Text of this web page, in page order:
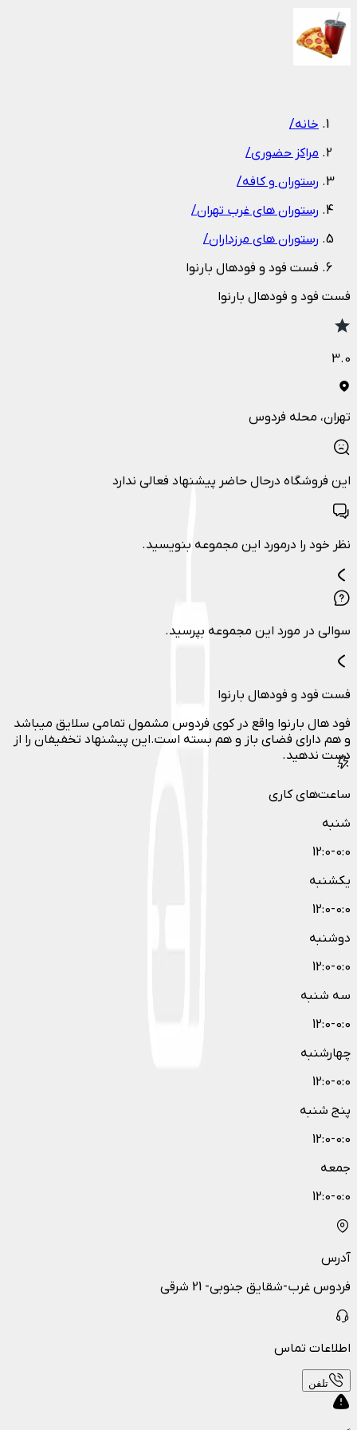
خانه/
مراکز حضوری/
رستوران و کافه/
رستوران های غرب تهران/
رستوران های مرزداران/
فست فود و فودهال بارنوا
فست فود و فودهال بارنوا
3.0
تهران، محله فردوس
این فروشگاه درحال حاضر پیشنهاد فعالی ندارد
نظر خود را درمورد این مجموعه بنویسید.
سوالی در مورد این مجموعه بپرسید.
فست فود و فودهال بارنوا
فود هال بارنوا واقع در کوی فردوس مشمول تمامی سلایق میباشد
و هم دارای فضای باز و هم بسته است.این پیشنهاد تخفیفان را از
دست ندهید.
ساعت‌های کاری
شنبه
12:0-0:0
یکشنبه
12:0-0:0
دوشنبه
12:0-0:0
سه شنبه
12:0-0:0
چهارشنبه
12:0-0:0
پنج شنبه
12:0-0:0
جمعه
12:0-0:0
آدرس
فردوس غرب-شقایق جنوبی- 21 شرقی
اطلاعات تماس
تلفن